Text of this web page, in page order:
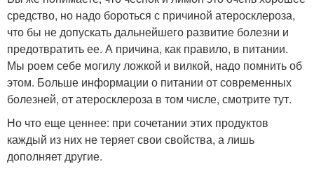
средство, но надо бороться с причиной атеросклероза,
что бы не допускать дальнейшего развитие болезни и
предотвратить ее. А причина, как правило, в питании.
Мы роем себе могилу ложкой и вилкой, надо помнить об
этом. Больше информации о питании от современных
болезней, от атеросклероза в том числе, смотрите тут.
Но что еще ценнее: при сочетании этих продуктов
каждый из них не теряет свои свойства, а лишь
дополняет другие.